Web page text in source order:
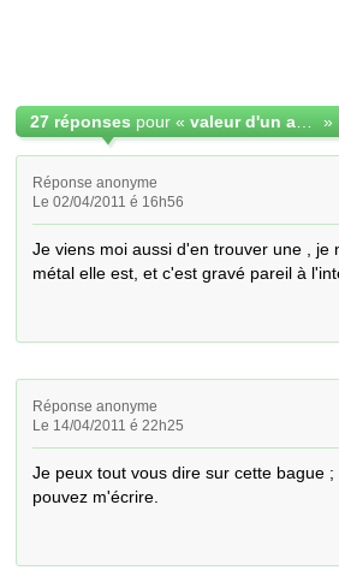
27 réponses pour « »
Réponse anonyme
Le 02/04/2011 é 16h56
Je viens moi aussi d'en trouver une , je
métal elle est, et c'est gravé pareil à
Réponse anonyme
Le 14/04/2011 é 22h25
Je peux tout vous dire sur cette bague
pouvez m'écrire.